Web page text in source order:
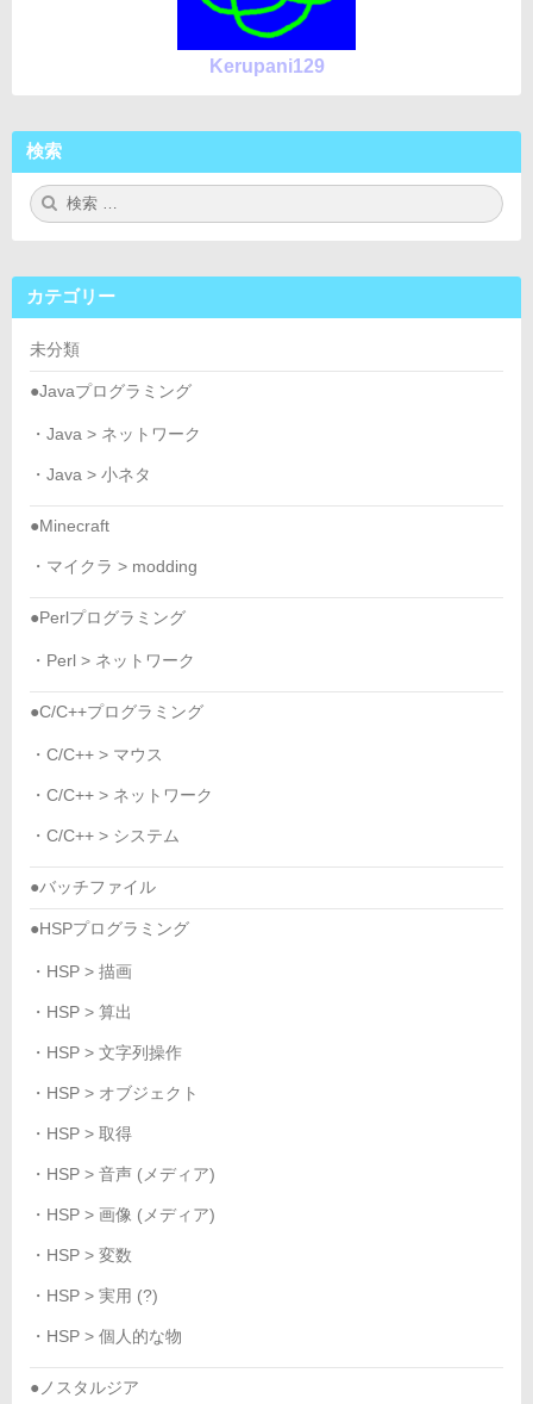
Kerupani129
検索
検
索:
カテゴリー
未分類
●Javaプログラミング
・Java > ネットワーク
・Java > 小ネタ
●Minecraft
・マイクラ > modding
●Perlプログラミング
・Perl > ネットワーク
●C/C++プログラミング
・C/C++ > マウス
・C/C++ > ネットワーク
・C/C++ > システム
●バッチファイル
●HSPプログラミング
・HSP > 描画
・HSP > 算出
・HSP > 文字列操作
・HSP > オブジェクト
・HSP > 取得
・HSP > 音声 (メディア)
・HSP > 画像 (メディア)
・HSP > 変数
・HSP > 実用 (?)
・HSP > 個人的な物
●ノスタルジア